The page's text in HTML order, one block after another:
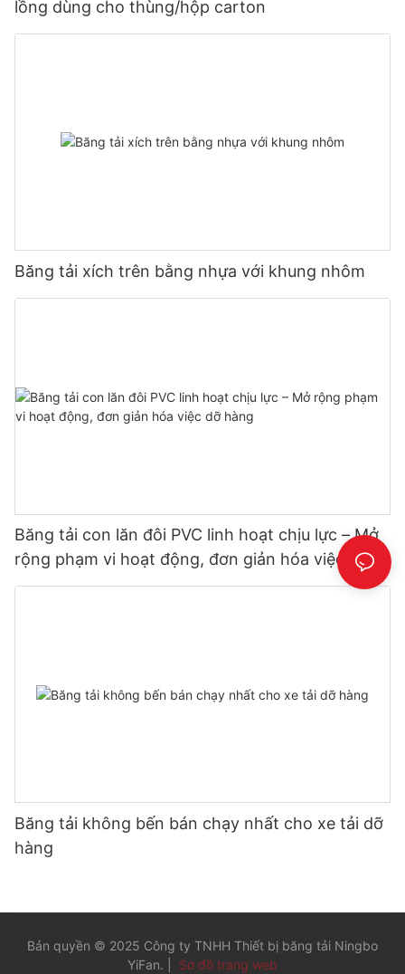
lồng dùng cho thùng/hộp carton
Băng tải xích trên bằng nhựa với khung nhôm
Băng tải con lăn đôi PVC linh hoạt chịu lực – Mở
rộng phạm vi hoạt động, đơn giản hóa việc dỡ
hàng
Băng tải không bến bán chạy nhất cho xe tải dỡ
hàng
Bản quyền © 2025 Công ty TNHH Thiết bị băng tải Ningbo
YiFan. |
Sơ đồ trang web